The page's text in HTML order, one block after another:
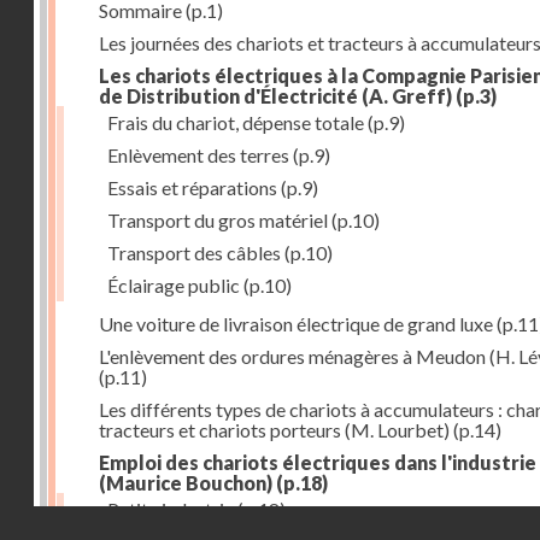
Sommaire(p.1)
Les journées des chariots et tracteurs à accumulateurs
Les chariots électriques à la Compagnie
de Distribution d'Électricité (A. Greff) (p.3)
Frais du chariot, dépense totale(p.9)
Enlèvement des terres (p.9)
Essais et réparations (p.9)
Transport du gros matériel(p.10)
Transport des câbles (p.10)
Éclairage public (p.10)
Une voiture de livraison électrique de grand luxe
L'enlèvement des ordures ménagères à Meudon (H.
(p.11)
Les différents types de chariots à accumulateurs :
tracteurs et chariots porteurs (M. Lourbet) (p.14)
Emploi des chariots électriques dans l'industrie
(Maurice Bouchon) (p.18)
Petite industrie(p.18)